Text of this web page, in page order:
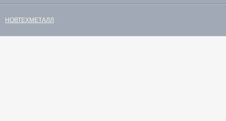
НОВТЕХМЕТАЛЛ